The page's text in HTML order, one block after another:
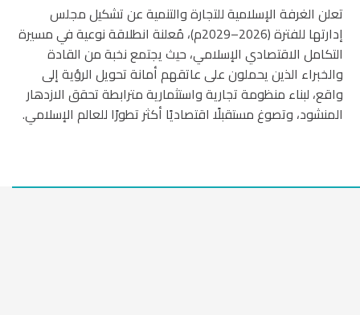
تعلن الغرفة الإسلامية للتجارة والتنمية عن تشكيل مجلس
إدارتها للفترة (2026–2029م)، مُعلنة انطلاقة نوعية في مسيرة
التكامل الاقتصادي الإسلامي، حيث يجتمع نخبة من القادة
والخبراء الذين يحملون على عاتقهم أمانة تحويل الرؤية إلى
واقع، لبناء منظومة تجارية واستثمارية مترابطة تحقق الازدهار
المنشود، وتصوغ مستقبلًا اقتصاديًا أكثر تطورًا للعالم الإسلامي.